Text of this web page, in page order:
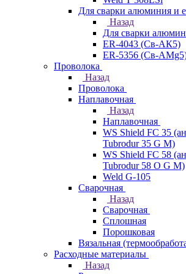
Для сварки алюминия и
Назад
Для сварки
ER-4043 (Св-АК5)
ER-5356 (Св-
Проволока
Назад
Проволока
Наплавочная
Назад
Наплавочная
WS Shield FC 35
Tubrodur 35 G M)
WS Shield FC 58
Tubrodur 58 O G M)
Weld G-105
Сварочная
Назад
Сварочная
Сплошная
Порошковая
Вязальная
Расходные материалы
Назад